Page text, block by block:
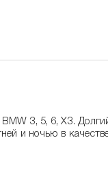
3, 5, 6, X3.
и ночью в